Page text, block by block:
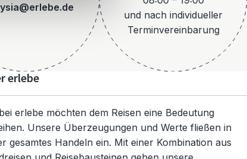
und nach individueller
Terminvereinbarung
erlebe
erlebe möchten dem Reisen eine Bedeutung
Unsere Überzeugungen und Werte fließen in
gesamtes Handeln ein. Mit einer Kombination aus